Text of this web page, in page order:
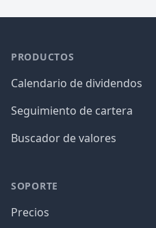
PRODUCTOS
Calendario de dividendos
Seguimiento de cartera
Buscador de valores
SOPORTE
Precios